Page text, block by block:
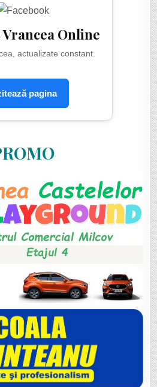
Online
actualizate constant.
pagina